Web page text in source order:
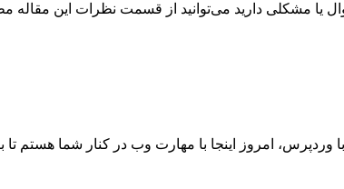
یا مشکلی دارید می‌توانید از قسمت نظرات این مقاله
امروز اینجا با مهارت وب در کنار شما هستم